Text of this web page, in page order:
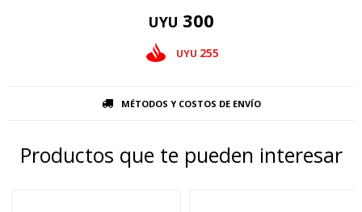
UYU 300
UYU 255
MÉTODOS Y COSTOS DE ENVÍO
Productos que te pueden interesar